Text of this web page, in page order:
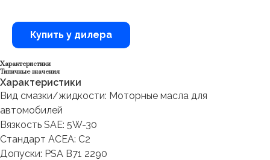
Купить у дилера
Характеристики
Типичные значения
Характеристики
Вид смазки/жидкости: Моторные масла для
автомобилей
Вязкость SAE: 5W-30
Стандарт ACEA: C2
Допуски: PSA B71 2290